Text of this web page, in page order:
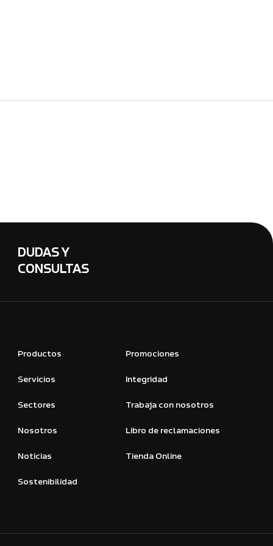
DUDAS Y
CONSULTAS
Productos
Servicios
Sectores
Nosotros
Noticias
Sostenibilidad
Promociones
Integridad
Trabaja con nosotros
Libro de reclamaciones
Tienda Online